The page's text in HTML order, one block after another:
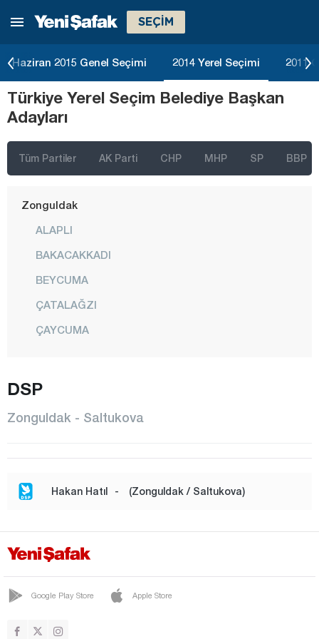
SEÇİM
Haziran 2015 Genel Seçimi 2014 Yerel Seçimi 2011
Türkiye Yerel Seçim Belediye Başkan
Adayları
Tüm Partiler AK Parti CHP MHP SP BBP
Tokat
Uşak
Van
Yozgat
Zonguldak
ALAPLI
BAKACAKKADI
BEYCUMA
ÇATALAĞZI
ÇAYCUMA
EREĞLİ
GÜLÜÇ
GÜMELİ
KANDİLLİ
KARAMAN
KARAPINAR
DSP
Zonguldak - Saltukova
Hakan Hatıl - (Zonguldak / Saltukova)
Google Play Store Apple Store